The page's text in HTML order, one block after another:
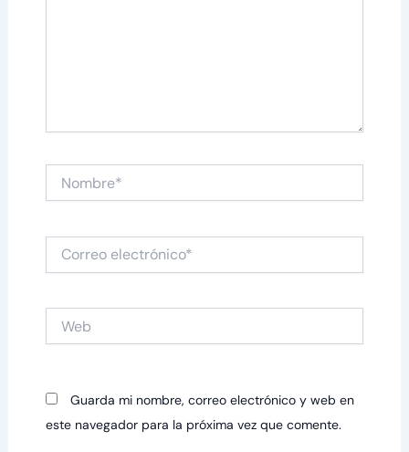
Correo
electrónico*
Guarda mi nombre, correo electrónico y web en
este navegador para la próxima vez que comente.